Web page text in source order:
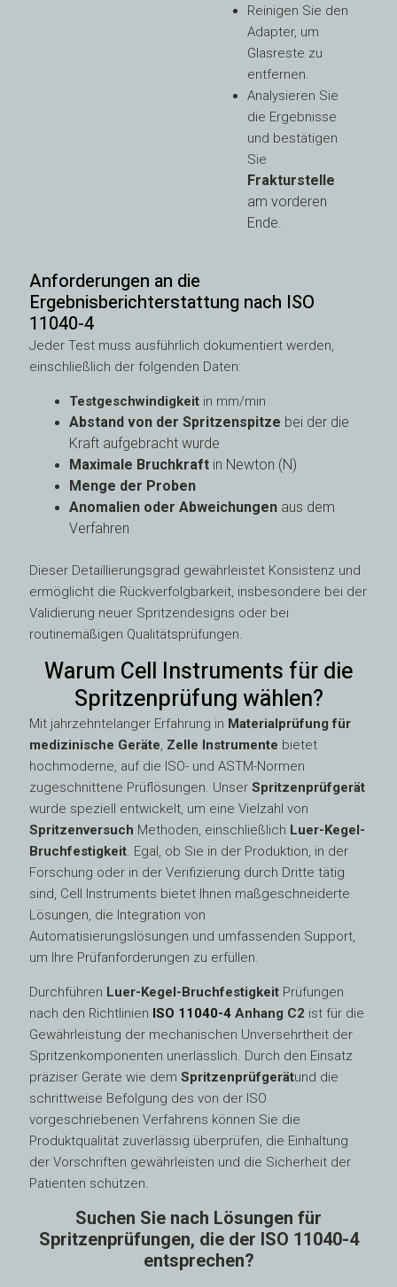
Reinigen Sie den
Adapter, um
Glasreste zu
entfernen.
Analysieren Sie
die Ergebnisse
und bestätigen
Sie
Frakturstelle
am vorderen
Ende.
Anforderungen an die
Ergebnisberichterstattung nach ISO
11040-4
Jeder Test muss ausführlich dokumentiert werden,
einschließlich der folgenden Daten:
Testgeschwindigkeit in mm/min
Abstand von der Spritzenspitze bei der die
Kraft aufgebracht wurde
Maximale Bruchkraft in Newton (N)
Menge der Proben
Anomalien oder Abweichungen aus dem
Verfahren
Dieser Detaillierungsgrad gewährleistet Konsistenz und
ermöglicht die Rückverfolgbarkeit, insbesondere bei der
Validierung neuer Spritzendesigns oder bei
routinemäßigen Qualitätsprüfungen.
Warum Cell Instruments für die
Spritzenprüfung wählen?
Mit jahrzehntelanger Erfahrung in Materialprüfung für
medizinische Geräte, Zelle Instrumente bietet
hochmoderne, auf die ISO- und ASTM-Normen
zugeschnittene Prüflösungen. UnserSpritzenprüfgerät
wurde speziell entwickelt, um eine Vielzahl von
Spritzenversuch Methoden, einschließlich Luer-Kegel-
Bruchfestigkeit. Egal, ob Sie in der Produktion, in der
Forschung oder in der Verifizierung durch Dritte tätig
sind, Cell Instruments bietet Ihnen maßgeschneiderte
Lösungen, die Integration von
Automatisierungslösungen und umfassenden Support,
um Ihre Prüfanforderungen zu erfüllen.
Durchführen Luer-Kegel-Bruchfestigkeit Prüfungen
nach den Richtlinien ISO 11040-4 Anhang C2 ist für die
Gewährleistung der mechanischen Unversehrtheit der
Spritzenkomponenten unerlässlich. Durch den Einsatz
präziser Geräte wie demSpritzenprüfgerätund die
schrittweise Befolgung des von der ISO
vorgeschriebenen Verfahrens können Sie die
Produktqualität zuverlässig überprüfen, die Einhaltung
der Vorschriften gewährleisten und die Sicherheit der
Patienten schützen.
Suchen Sie nach Lösungen für
Spritzenprüfungen, die der ISO 11040-4
entsprechen?